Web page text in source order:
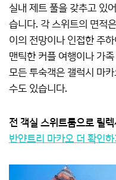
실내 제트 풀을 갖추고 있
습니다. 각 스위트의 면적
이의 전망이나 인접한 주
맨틱한 커플 여행이나 가
모든 투숙객은 갤럭시 마
수도 있습니다.
전 객실 스위트룸으로 릴
반얀트리 마카오 더 확인